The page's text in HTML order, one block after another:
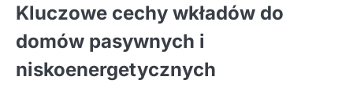
Kluczowe cechy wkładów do
domów pasywnych i
niskoenergetycznych